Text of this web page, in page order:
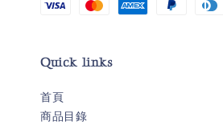
Quick links
首頁
商品目錄